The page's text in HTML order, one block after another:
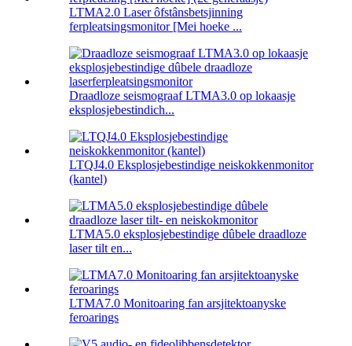
LTMA2.0 Laser ôfstânsbetsjinning
ferpleatsingsmonitor [Mei hoeke ...
Draadloze seismograaf LTMA3.0 op lokaasje
eksplosjebestindich...
LTQJ4.0 Eksplosjebestindige neiskokkenmonitor
(kantel)
LTMA5.0 eksplosjebestindige dûbele draadloze
laser tilt en...
LTMA7.0 Monitoaring fan arsjitektoanyske
feroarings